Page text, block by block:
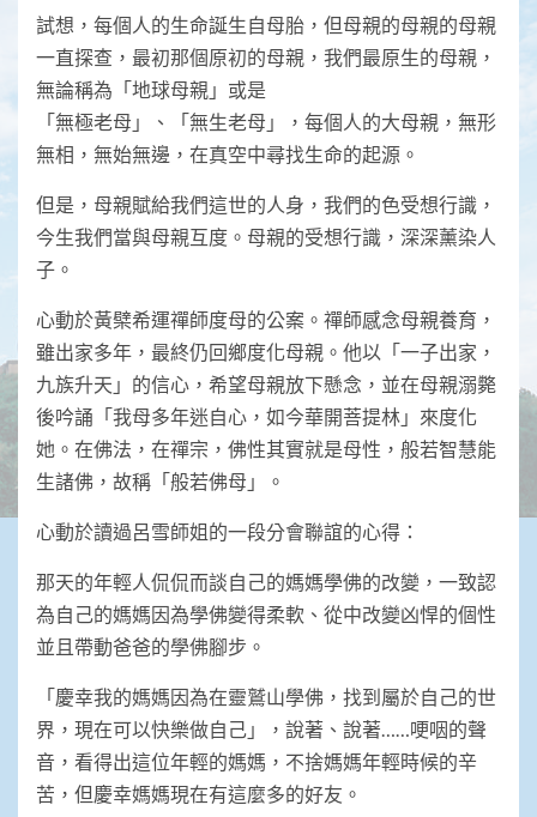
試想，每個人的生命誕生自母胎，但母親的母親的母親
一直探查，最初那個原初的母親，我們最原生的母親，
無論稱為「地球母親」或是
「無極老母」、「無生老母」，每個人的大母親，無形
無相，無始無邊，在真空中尋找生命的起源。
但是，母親賦給我們這世的人身，我們的色受想行識，
今生我們當與母親互度。母親的受想行識，深深薰染人
子。
心動於黃檗希運禪師度母的公案。禪師感念母親養育，
雖出家多年，最終仍回鄉度化母親。他以「一子出家，
九族升天」的信心，希望母親放下懸念，並在母親溺斃
後吟誦「我母多年迷自心，如今華開菩提林」來度化
她。在佛法，在禪宗，佛性其實就是母性，般若智慧能
生諸佛，故稱「般若佛母」。
心動於讀過呂雪師姐的一段分會聯誼的心得：
那天的年輕人侃侃而談自己的媽媽學佛的改變，一致認
為自己的媽媽因為學佛變得柔軟、從中改變凶悍的個性
並且帶動爸爸的學佛腳步。
「慶幸我的媽媽因為在靈鷲山學佛，找到屬於自己的世
界，現在可以快樂做自己」，說著、說著……哽咽的聲
音，看得出這位年輕的媽媽，不捨媽媽年輕時候的辛
苦，但慶幸媽媽現在有這麼多的好友。